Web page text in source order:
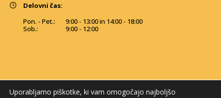
Delovni čas:
Pon. - Pet.:
Sob.:
9:00 - 13:00 in 14:00 - 18:00
9:00 - 12:00
Uporabljamo piškotke, ki vam omogočajo najboljšo